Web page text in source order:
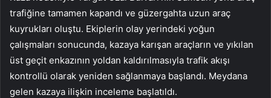
trafiğine tamamen kapandı ve güzergahta uzun araç
kuyrukları oluştu. Ekiplerin olay yerindeki yoğun
çalışmaları sonucunda, kazaya karışan araçların ve yıkılan
üst geçit enkazının yoldan kaldırılmasıyla trafik akışı
kontrollü olarak yeniden sağlanmaya başlandı. Meydana
gelen kazaya ilişkin inceleme başlatıldı.